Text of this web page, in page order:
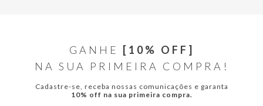
GANHE
[10% OFF]
NA SUA PRIMEIRA COMPRA!
Cadastre-se, receba nossas comunicações e garanta
10% off na sua primeira compra.